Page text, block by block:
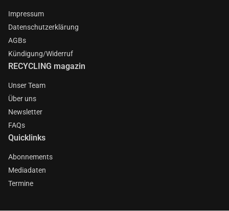
Impressum
Datenschutzerklärung
AGBs
Kündigung/Widerruf
RECYCLING magazin
Unser Team
Über uns
Newsletter
FAQs
Quicklinks
Abonnements
Mediadaten
Termine